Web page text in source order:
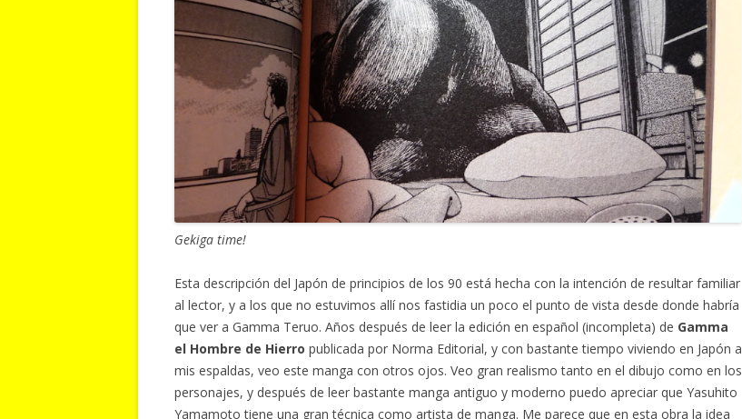
Gekiga time!
Esta descripción del Japón de principios de los 90 está hecha con la intención de resultar familiar
al lector, y a los que no estuvimos allí nos fastidia un poco el punto de vista desde donde habría
que ver a Gamma Teruo. Años después de leer la edición en español (incompleta) de Gamma
el Hombre de Hierro publicada por Norma Editorial, y con bastante tiempo viviendo en Japón a
mis espaldas, veo este manga con otros ojos. Veo gran realismo tanto en el dibujo como en los
personajes, y después de leer bastante manga antiguo y moderno puedo apreciar que Yasuhito
Yamamoto tiene una gran técnica como artista de manga. Me parece que en esta obra la idea